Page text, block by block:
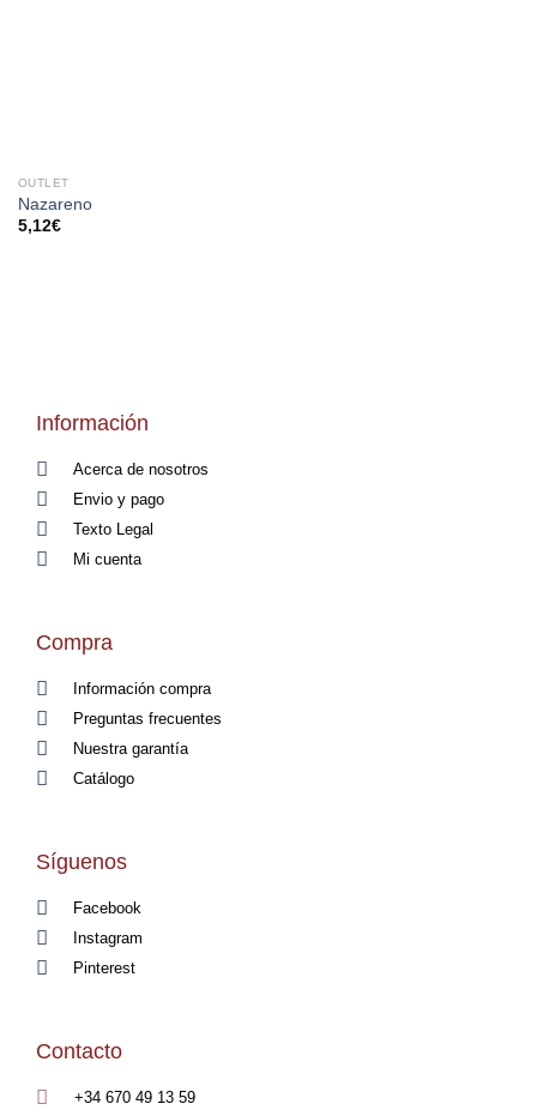
OUTLET
Nazareno
5,12€
Información
Acerca de nosotros
Envio y pago
Texto Legal
Mi cuenta
Compra
Información compra
Preguntas frecuentes
Nuestra garantía
Catálogo
Síguenos
Facebook
Instagram
Pinterest
Contacto
+34 670 49 13 59